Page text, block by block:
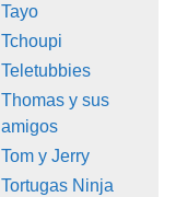
Tayo
Tchoupi
Teletubbies
Thomas y sus
amigos
Tom y Jerry
Tortugas Ninja